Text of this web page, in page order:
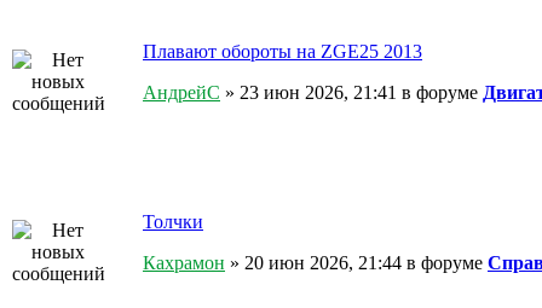
Плавают обороты на ZGE25 2013
АндрейС » 23 июн 2026, 21:41 в форуме
Толчки
Кахрамон » 20 июн 2026, 21:44 в форуме